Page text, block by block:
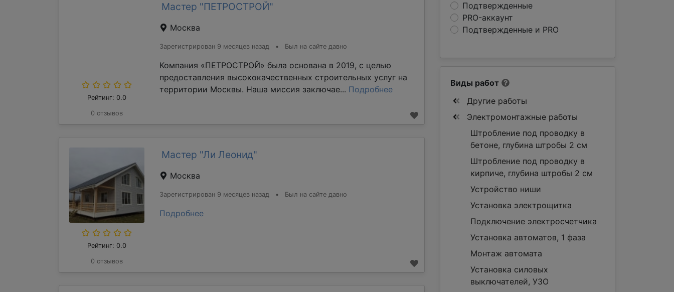
Подтвержденные
PRO-аккаунт
Подтвержденные и PRO
Рейтинг: 0.0
0 отзывов
Мастер "ПЕТРОСТРОЙ"
Москва
Зарегистрирован 9 месяцев назад • Был на сайте давно
Компания «ПЕТРОСТРОЙ» была основана в 2019, с целью
предоставления высококачественных строительных услуг на
территории Москвы. Наша миссия заключае... Подробнее
Рейтинг: 0.0
0 отзывов
Мастер "Ли Леонид"
Москва
Зарегистрирован 9 месяцев назад • Был на сайте давно
Подробнее
Виды работ
Другие работы
Электромонтажные работы
Штробление под проводку в
бетоне, глубина штробы 2 см
Штробление под проводку в
кирпиче, глубина штробы 2 см
Устройство ниши
Установка электрощитка
Подключение электросчетчика
Установка автоматов, 1 фаза
Монтаж автомата
Установка силовых
выключателей, УЗО